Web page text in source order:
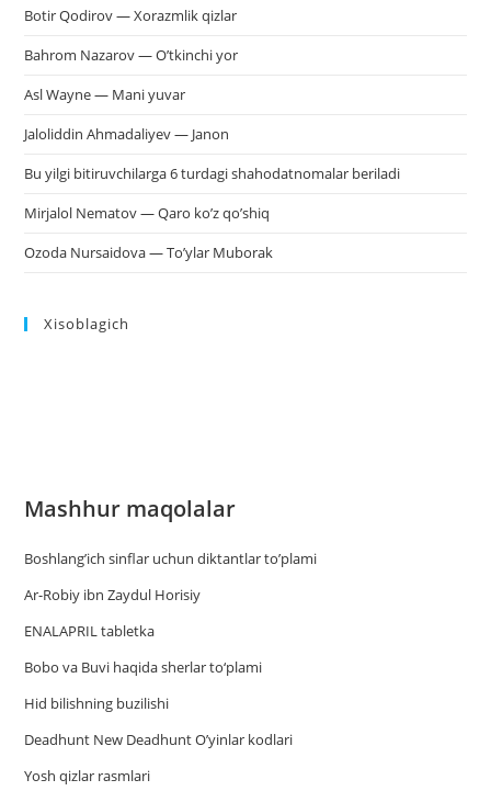
Botir Qodirov — Xorazmlik qizlar
Bahrom Nazarov — O’tkinchi yor
Asl Wayne — Mani yuvar
Jaloliddin Ahmadaliyev — Janon
Bu yilgi bitiruvchilarga 6 turdagi shahodatnomalar beriladi
Mirjalol Nematov — Qaro ko’z qo’shiq
Ozoda Nursaidova — To’ylar Muborak
Xisoblagich
Mashhur maqolalar
Boshlang’ich sinflar uchun diktantlar to’plami
Ar-Robiy ibn Zaydul Horisiy
ENALAPRIL tabletka
Bobo va Buvi haqida sherlar to‘plami
Hid bilishning buzilishi
Deadhunt New Deadhunt O’yinlar kodlari
Yosh qizlar rasmlari